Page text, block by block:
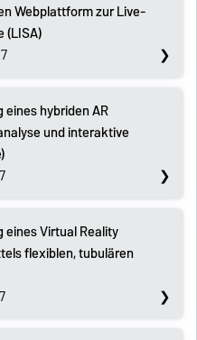
Webplattform zur Live-
(LISA)
hybriden AR
und interaktive
Virtual Reality
flexiblen, tubulären